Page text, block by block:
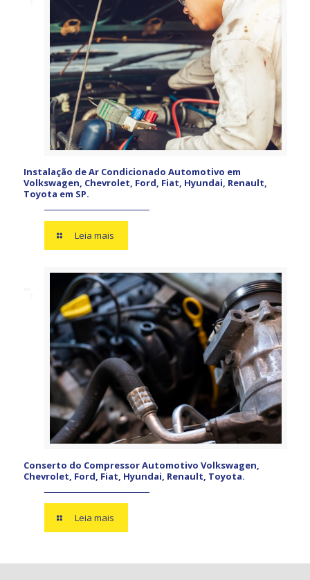
Instalação de Ar Condicionado Automotivo em
Volkswagen, Chevrolet, Ford, Fiat, Hyundai, Renault,
Toyota em SP.
Leia mais
Conserto do Compressor Automotivo Volkswagen,
Chevrolet, Ford, Fiat, Hyundai, Renault, Toyota.
Leia mais